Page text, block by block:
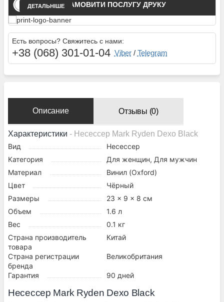
ЗАМОВИТИ ПОСЛУГУ ДРУКУ
ДЕТАЛЬНІШЕ
Есть вопросы? Свяжитесь с нами:
+38 (068) 301-01-04 Viber/ Telegram
Описание Отзывы (0)
Характеристики - Несессер Mark Ryden Dexo Black
Вид
Несессер
Категория
Для женщин, Для мужчин
Материал
Винил (Oxford)
Цвет
Чёрный
Размеры
23 x 9 x 8 см
Объем
1.6 л
Вес
0.1 кг
Страна производитель
товара
Китай
Страна регистрации
бренда
Великобритания
Гарантия 90 дней
Несессер Mark Ryden Dexo Black